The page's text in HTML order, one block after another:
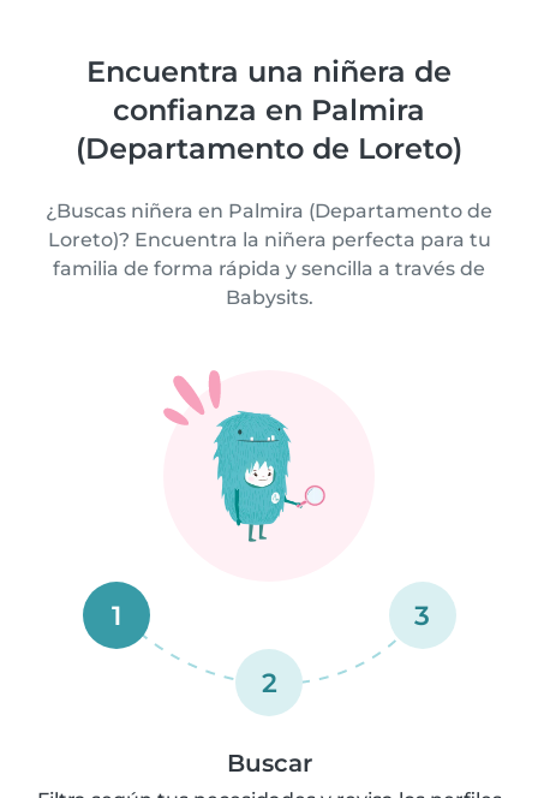
Encuentra una niñera de
confianza en Palmira
(Departamento de Loreto)
¿Buscas niñera en Palmira (Departamento de
Loreto)? Encuentra la niñera perfecta para tu
familia de forma rápida y sencilla a través de
Babysits.
1
2
3
Buscar